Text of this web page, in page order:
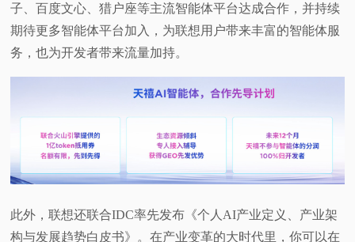
子、百度文心、猎户座等主流智能体平台达成合作，并持续
期待更多智能体平台加入，为联想用户带来丰富的智能体服
务，也为开发者带来流量加持。
此外，联想还联合IDC率先发布《个人AI产业定义、产业架
构与发展趋势白皮书》。在产业变革的大时代里，你可以在